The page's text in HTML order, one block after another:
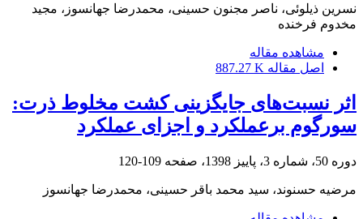
نسرین ذیلوئی، ناصر مجنون حسینی، محمدرضا جهانسوز، مجید
مخدوم فرخنده
مشاهده مقاله
اصل مقاله 887.27 K
اثر نسبت‌های جایگزینی کشت مخلوط ذرت:
سورگوم برعملکرد و اجزای عملکرد
دوره 50، شماره 3، پاییز 1398، صفحه 109-120
مرضیه حسنوند، سید محمد باقر حسینی، محمدرضا جهانسوز